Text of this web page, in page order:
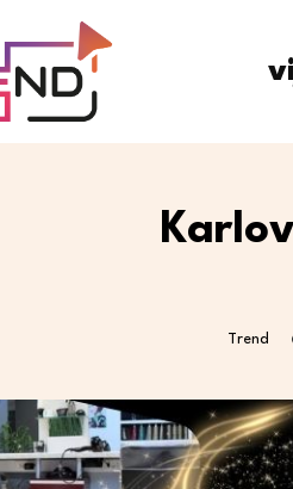
Trend